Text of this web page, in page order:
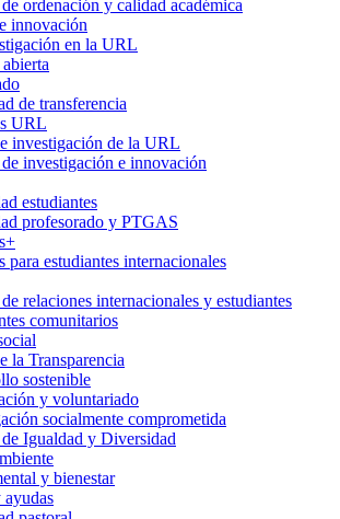
ordenación y calidad académica
innovación
en la URL
de transferencia
URL
investigación de la URL
investigación e innovación
estudiantes
profesorado y PTGAS
para estudiantes internacionales
relaciones internacionales y estudiantes
comunitarios
la Transparencia
sostenible
y voluntariado
socialmente comprometida
Igualdad y Diversidad
y bienestar
ayudas